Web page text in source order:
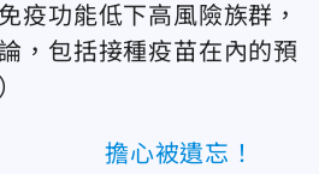
疫功能低下高風險族群，
，包括接種疫苗在內的預
擔心被遺忘！